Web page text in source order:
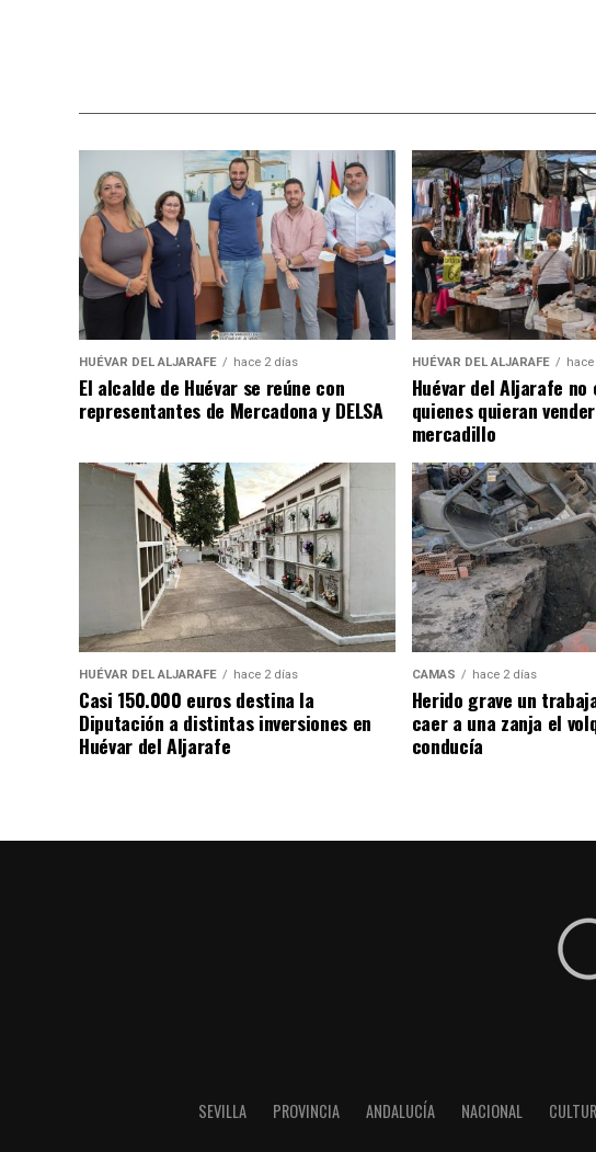
HUÉVAR DEL ALJARAFE hace 2 días
El alcalde de Huévar se reúne con
representantes de Mercadona y DELSA
HUÉVAR DEL ALJARAFE
Huévar del Aljarafe
quienes quieran
mercadillo
HUÉVAR DEL ALJARAFE hace 2 días
Casi 150.000 euros destina la
Diputación a distintas inversiones en
Huévar del Aljarafe
CAMAS hace 2 días
Herido grave un
caer a una zanja el
conducía
SEVILLA PROVINCIA ANDALUCÍA NACIONAL